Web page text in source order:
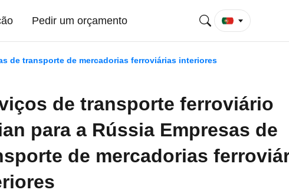
Pedir um orçamento
de transporte de mercadorias ferroviárias interiores
de transporte ferroviário
para a Rússia Empresas de
de mercadorias